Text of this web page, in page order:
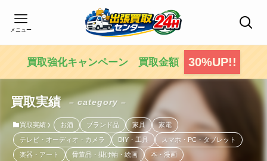
メニュー
買取強化キャンペーン 買取金額 30%UP!!
買取実績 – category –
買取実績 お酒 ブランド品 家具 家電
テレビ・オーディオ・カメラ DIY・工具 スマホ・PC・タブレット
楽器・アート 骨董品・掛け軸・絵画 本・漫画